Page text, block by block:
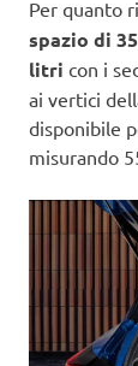
Per quanto
spazio di
litri con i
ai vertici
disponibile
misurando